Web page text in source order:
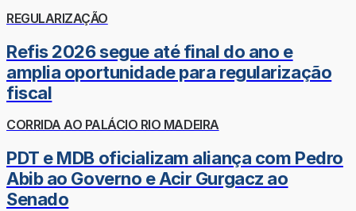
REGULARIZAÇÃO
Refis 2026 segue até final do ano e
amplia oportunidade para regularização
fiscal
CORRIDA AO PALÁCIO RIO MADEIRA
PDT e MDB oficializam aliança com Pedro
Abib ao Governo e Acir Gurgacz ao
Senado